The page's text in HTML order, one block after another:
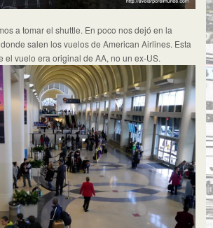
a tomar el shuttle. En poco nos dejó en la
salen los vuelos de American Airlines. Esta
el vuelo era original de AA, no un ex-US.